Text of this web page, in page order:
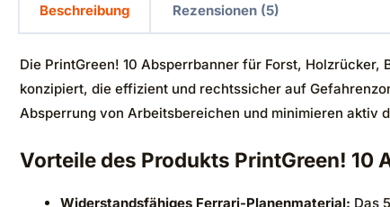
Beschreibung Rezensionen (5)
Die PrintGreen! 10 Absperrbanner für Forst,
konzipiert, die effizient und rechtssicher auf
Absperrung von Arbeitsbereichen und minimieren aktiv
Vorteile des Produkts PrintGreen! 10
Widerstandsfähiges Ferrari-Planenmaterial: Das